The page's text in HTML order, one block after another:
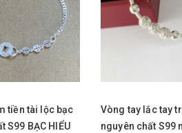
tiền tài lộc bạc
S99 BẠC HIỂU
Vòng tay lắc tay
nguyên chất S99